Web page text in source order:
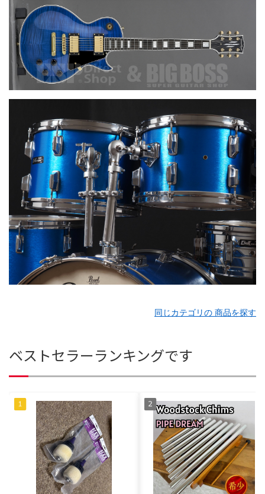
同じカテゴリの 商品を探す
ベストセラーランキングです